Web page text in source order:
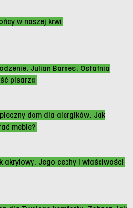
w naszej krwi
Julian Barnes: Ostatnia
pisarza
dom dla alergików. Jak
meble?
akrylowy. Jego cechy i właściwości